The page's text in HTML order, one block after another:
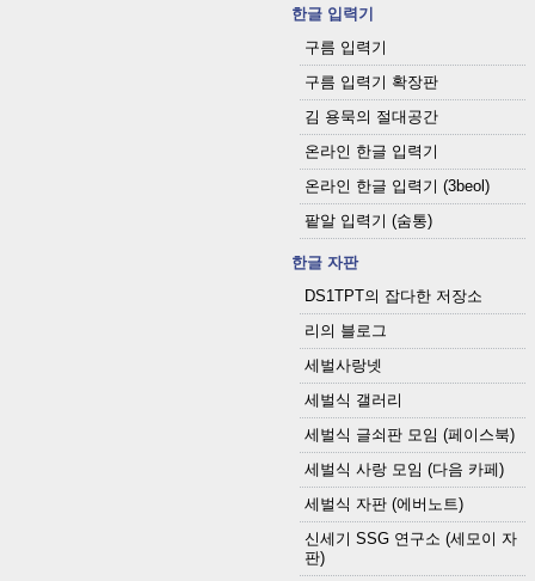
한글 입력기
구름 입력기
구름 입력기 확장판
김 용묵의 절대공간
온라인 한글 입력기
온라인 한글 입력기 (3beol)
팥알 입력기 (숨통)
한글 자판
DS1TPT의 잡다한 저장소
리의 블로그
세벌사랑넷
세벌식 갤러리
세벌식 글쇠판 모임 (페이스북)
세벌식 사랑 모임 (다음 카페)
세벌식 자판 (에버노트)
신세기 SSG 연구소 (세모이 자
판)